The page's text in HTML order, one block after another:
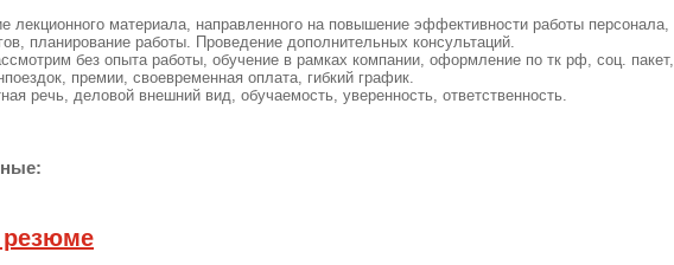
лекционного материала, направленного на повышение эффективности работы персонала,
планирование работы. Проведение дополнительных консультаций.
без опыта работы, обучение в рамках компании, оформление по тк рф, соц. пакет,
премии, своевременная оплата, гибкий график.
речь, деловой внешний вид, обучаемость, уверенность, ответственность.
резюме